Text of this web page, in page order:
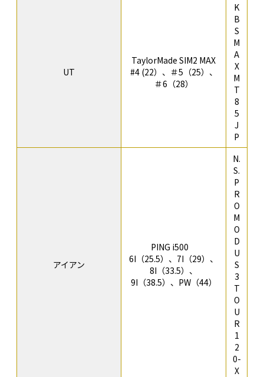
UT
TaylorMade SIM2 MAX
#4 (22）、＃5（25）、
＃6（28）
K
B
S
M
A
X
M
T
8
5
J
P
アイアン
PING i500
6I（25.5）、7I（29）、
8I（33.5）、
9I（38.5）、PW（44）
N.
S.
P
R
O
M
O
D
U
S
3
T
O
U
R
1
2
0-
X